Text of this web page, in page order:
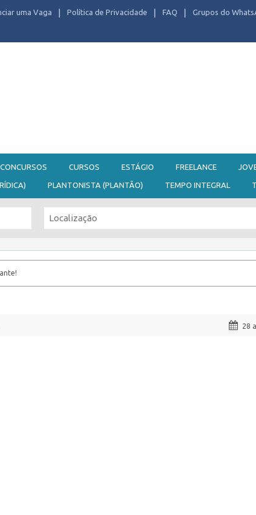
uma Vaga Política de Privacidade FAQ Grupos do
CONCURSOS CURSOS ESTÁGIO FREELANCE
PLANTONISTA (PLANTÃO) TEMPO INTEGRAL
28